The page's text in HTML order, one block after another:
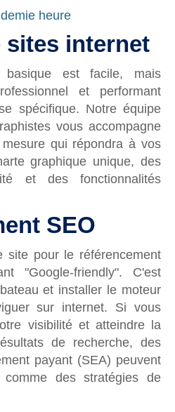
heure
sites internet
est facile, mais
et performant
spécifique. Notre équipe
vous accompagne
qui répondra à vos
graphique unique, des
et des fonctionnalités
SEO
site pour le référencement
"Google-friendly". C'est
et installer le moteur
sur internet. Si vous
visibilité et atteindre la
de recherche, des
payant (SEA) peuvent
des stratégies de